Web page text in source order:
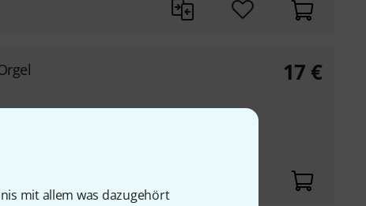
mit allem was dazugehört
17 €